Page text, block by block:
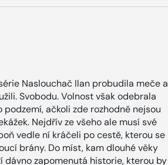
Naslouchač Ilan probudila meče a
Svobodu. Volnost však odebrala
ačkoli zde rozhodně nejsou
Nejdřív ze všeho ale musí své
vedle ní kráčeli po cestě, kterou se
brány. Do míst, kam dlouhé věky
dávno zapomenutá historie, kterou by